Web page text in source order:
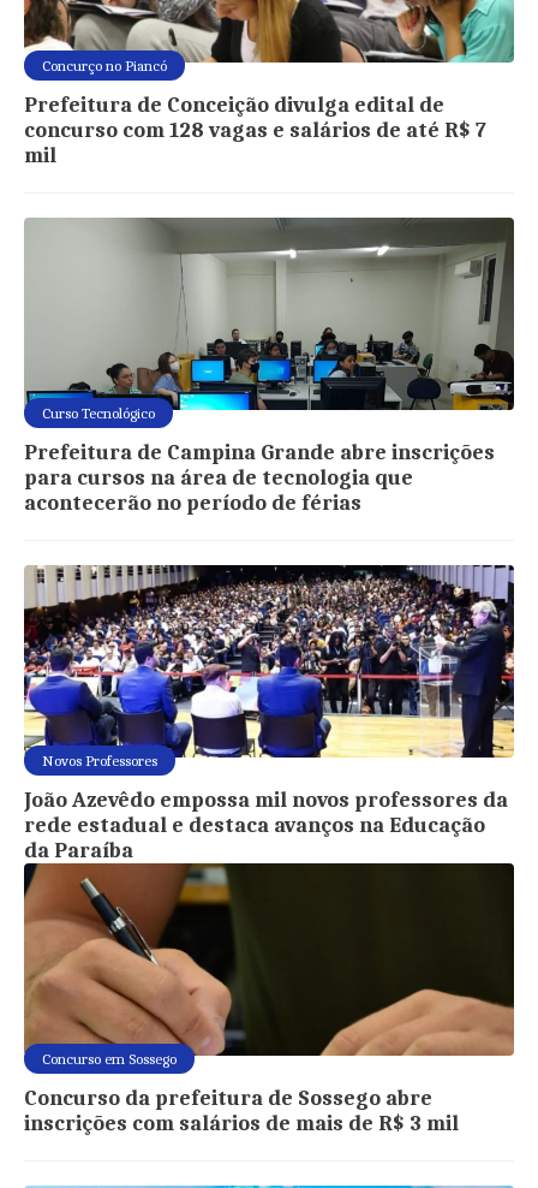
Concurço no Piancó
Prefeitura de Conceição divulga edital de
concurso com 128 vagas e salários de até R$ 7
mil
Curso Tecnológico
Prefeitura de Campina Grande abre inscrições
para cursos na área de tecnologia que
acontecerão no período de férias
Novos Professores
João Azevêdo empossa mil novos professores da
rede estadual e destaca avanços na Educação
da Paraíba
Concurso em Sossego
Concurso da prefeitura de Sossego abre
inscrições com salários de mais de R$ 3 mil